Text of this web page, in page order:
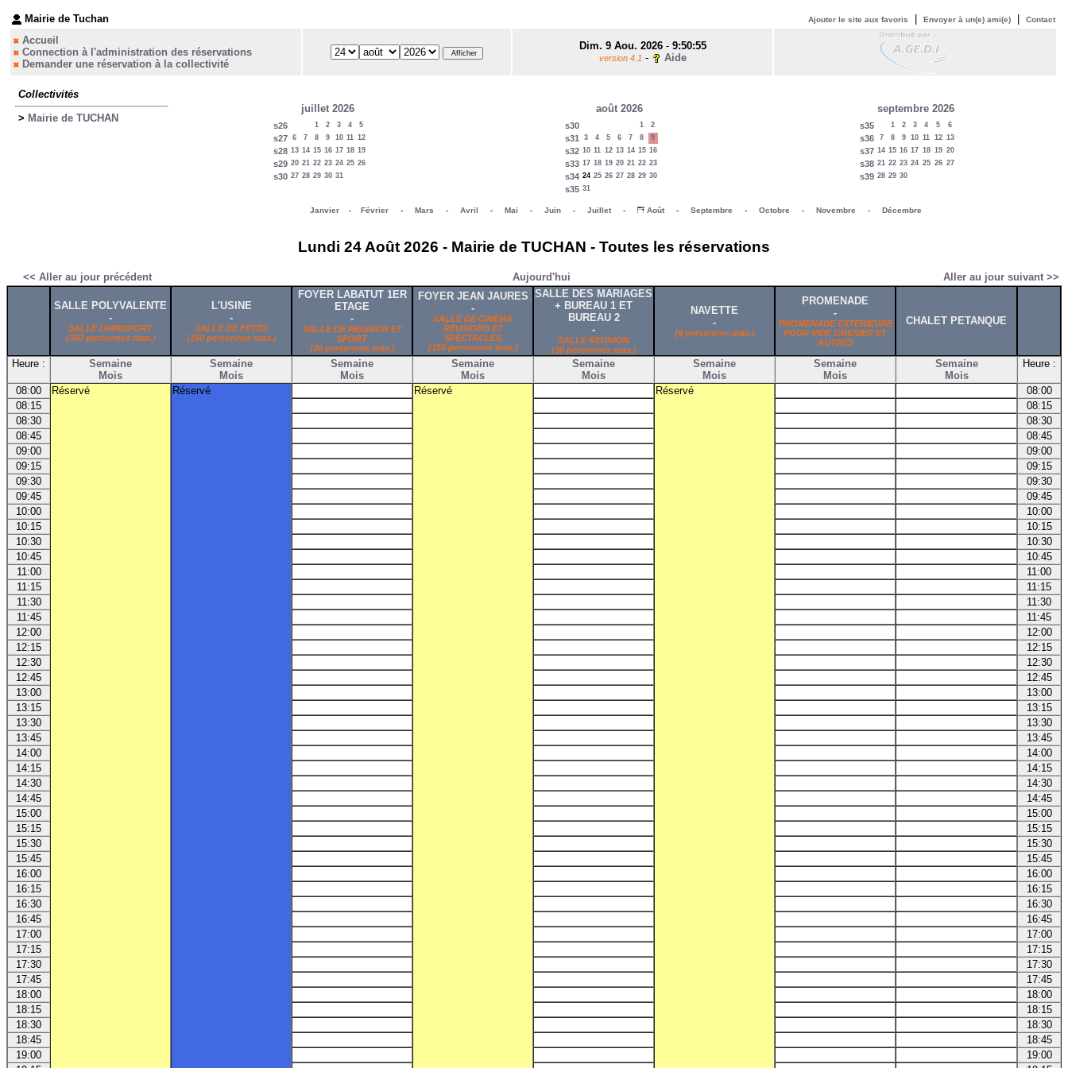
Mairie de Tuchan Ajouter le site aux favoris Envoyer à un(e) ami(e) Contact
Accueil
Connection à l'administration des réservations
Demander une réservation à la collectivité
Dim. 9 Aou. 2026- 9:50:55
version 4.1 - Aide
Collectivités
> Mairie de TUCHAN
juillet 2026
s26 1 2 3 4 5
s27 6 7 8 9 10 11 12
s28 13 14 15 16 17 18 19
s29 20 21 22 23 24 25 26
s30 27 28 29 30 31
août 2026
s30 1 2
s31 3 4 5 6 7 8 9
s32 10 11 12 13 14 15 16
s33 17 18 19 20 21 22 23
s34 24 25 26 27 28 29 30
s35 31
septembre 2026
s35 1 2 3 4 5 6
s36 7 8 9 10 11 12 13
s37 14 15 16 17 18 19 20
s38 21 22 23 24 25 26 27
s39 28 29 30
Janvier- Février- Mars - Avril - Mai - Juin- Juillet- Août- Septembre - Octobre - Novembre - Décembre
Lundi 24 Août 2026 - Mairie de TUCHAN - Toutes les réservations
<< Aller au jour précédent Aujourd'hui Aller au jour suivant >>
SALLE POLYVALENTE
-
SALLE OMNISPORT
(350 personnes max.)
L'USINE
-
SALLE DE FETES
(150 personnes max.)
FOYER LABATUT 1ER
ETAGE
-
SALLE DE REUNION ET
SPORT
(20 personnes max.)
FOYER JEAN JAURES
-
SALLE DE CINEMA
REUNIONS ET
SPECTACLES
(150 personnes max.)
SALLE DES MARIAGES
+ BUREAU 1 ET
BUREAU 2
-
SALLE REUNION
(30 personnes max.)
NAVETTE
-
(9 personnes max.)
PROMENADE
-
PROMENADE EXTERIEURE
POUR VIDE GRENIER ET
AUTRES
CHALET PETANQUE
Heure :
Semaine
Mois
Semaine
Mois
Semaine
Mois
Semaine
Mois
Semaine
Mois
Semaine
Mois
Semaine
Mois
Semaine
Mois
Heure :
08:00 Réservé Réservé Réservé Réservé
08:00
08:15
08:15
08:30
08:30
08:45
08:45
09:00
09:00
09:15
09:15
09:30
09:30
09:45
09:45
10:00
10:00
10:15
10:15
10:30
10:30
10:45
10:45
11:00
11:00
11:15
11:15
11:30
11:30
11:45
11:45
12:00
12:00
12:15
12:15
12:30
12:30
12:45
12:45
13:00
13:00
13:15
13:15
13:30
13:30
13:45
13:45
14:00
14:00
14:15
14:15
14:30
14:30
14:45
14:45
15:00
15:00
15:15
15:15
15:30
15:30
15:45
15:45
16:00
16:00
16:15
16:15
16:30
16:30
16:45
16:45
17:00
17:00
17:15
17:15
17:30
17:30
17:45
17:45
18:00
18:00
18:15
18:15
18:30
18:30
18:45
18:45
19:00
19:00